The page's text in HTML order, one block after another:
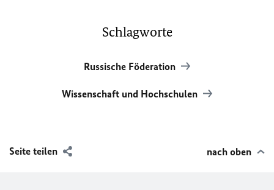
Schlagworte
Russische Föderation
Wissenschaft und Hochschulen
Seite teilen nach oben